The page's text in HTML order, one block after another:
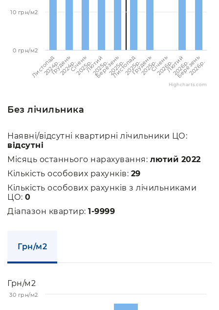
Листопад
2024p.
Грудень
2024p.Січень
2025p.Лютий
2025p.
Березень
2025p.
Листопад
2025p.
Грудень
2025p.Січень
2026p.Лютий
2026p.
Березень
2026p.
0 грн/м2
10 грн/м2
Highcharts.com
Без лічильника
Наявні/відсутні квартирні лічильники ЦО:
відсутні
Місяць останнього нарахування: лютий 2022
Кількість особових рахунків: 29
Кількість особових рахунків з лічильниками
ЦО: 0
Діапазон квартир: 1-9999
Грн/м2
Грн/м2
30 грн/м2